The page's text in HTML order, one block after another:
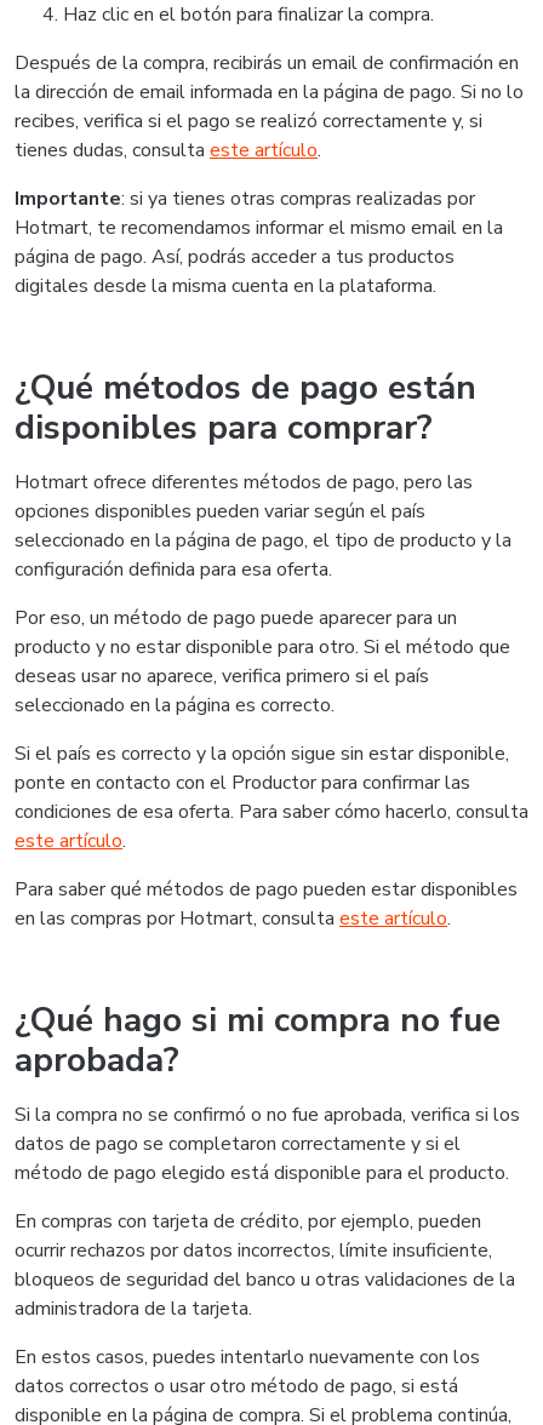
Haz clic en el botón para finalizar la compra.
Después de la compra, recibirás un email de confirmación en
la dirección de email informada en la página de pago. Si no lo
recibes, verifica si el pago se realizó correctamente y, si
tienes dudas, consulta este artículo.
Importante: si ya tienes otras compras realizadas por
Hotmart, te recomendamos informar el mismo email en la
página de pago. Así, podrás acceder a tus productos
digitales desde la misma cuenta en la plataforma.
¿Qué métodos de pago están
disponibles para comprar?
Hotmart ofrece diferentes métodos de pago, pero las
opciones disponibles pueden variar según el país
seleccionado en la página de pago, el tipo de producto y la
configuración definida para esa oferta.
Por eso, un método de pago puede aparecer para un
producto y no estar disponible para otro. Si el método que
deseas usar no aparece, verifica primero si el país
seleccionado en la página es correcto.
Si el país es correcto y la opción sigue sin estar disponible,
ponte en contacto con el Productor para confirmar las
condiciones de esa oferta. Para saber cómo hacerlo, consulta
este artículo.
Para saber qué métodos de pago pueden estar disponibles
en las compras por Hotmart, consulta este artículo.
¿Qué hago si mi compra no fue
aprobada?
Si la compra no se confirmó o no fue aprobada, verifica si los
datos de pago se completaron correctamente y si el
método de pago elegido está disponible para el producto.
En compras con tarjeta de crédito, por ejemplo, pueden
ocurrir rechazos por datos incorrectos, límite insuficiente,
bloqueos de seguridad del banco u otras validaciones de la
administradora de la tarjeta.
En estos casos, puedes intentarlo nuevamente con los
datos correctos o usar otro método de pago, si está
disponible en la página de compra. Si el problema continúa,